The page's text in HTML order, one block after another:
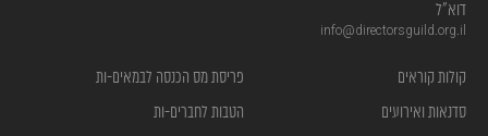
דוא”ל
info@directorsguild.org.il
קולות קוראים
סדנאות ואירועים
פריסת מס הכנסה לבמאים-ות
הטבות לחברים-ות